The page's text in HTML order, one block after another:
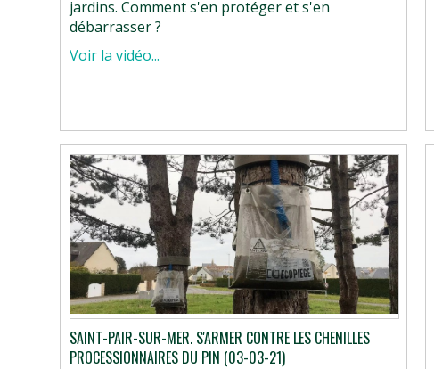
jardins. Comment s'en protéger et s'en
débarrasser ?
Voir la vidéo...
SAINT-PAIR-SUR-MER. S'ARMER CONTRE LES CHENILLES
PROCESSIONNAIRES DU PIN (03-03-21)